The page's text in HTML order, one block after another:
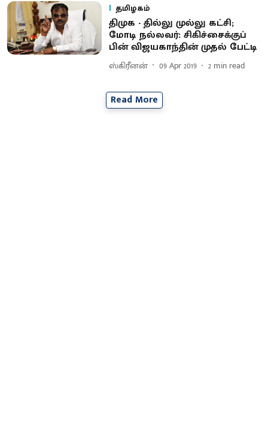
தமிழகம்
திமுக - தில்லு முல்லு கட்சி;
மோடி நல்லவர்: சிகிச்சைக்குப்
பின் விஜயகாந்தின் முதல் பேட்டி
ஸ்கிரீனன் 09 Apr 2019 2 min read
Read More